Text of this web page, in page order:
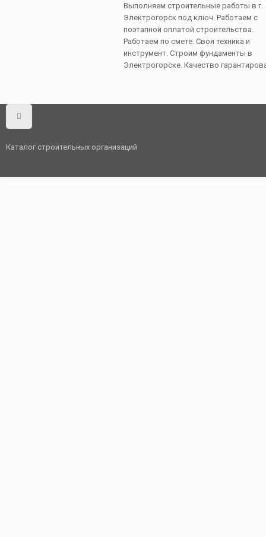
Выполняем строительные работы в г.
Электрогорск под ключ. Работаем с
поэтапной оплатой строительства.
Работаем по смете. Своя техника и
инструмент. Строим фундаменты в
Электрогорске. Качество
Каталог строительных организаций